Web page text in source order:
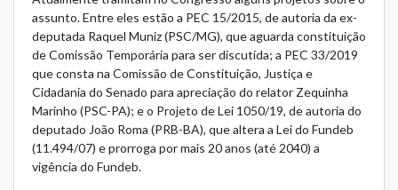
assunto. Entre eles estão a PEC 15/2015, de autoria da ex-
deputada Raquel Muniz (PSC/MG), que aguarda constituição
de Comissão Temporária para ser discutida; a PEC 33/2019
que consta na Comissão de Constituição, Justiça e
Cidadania do Senado para apreciação do relator Zequinha
Marinho (PSC-PA); e o Projeto de Lei 1050/19, de autoria do
deputado João Roma (PRB-BA), que altera a Lei do Fundeb
(11.494/07) e prorroga por mais 20 anos (até 2040) a
vigência do Fundeb.